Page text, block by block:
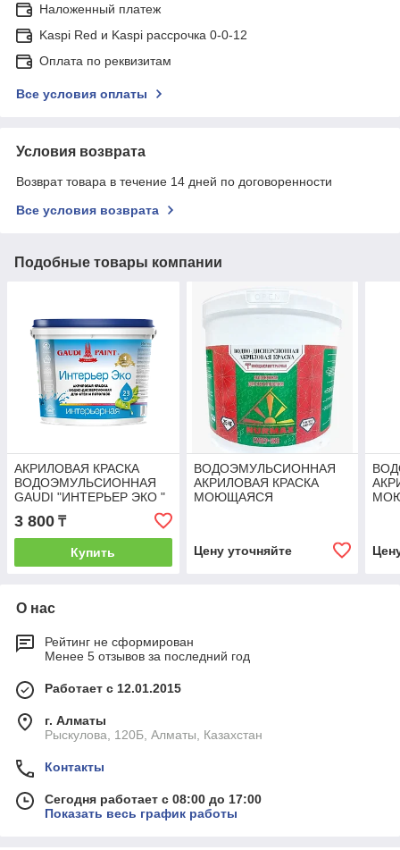
Наложенный платеж
Kaspi Red и Kaspi рассрочка 0-0-12
Оплата по реквизитам
Все условия оплаты
Условия возврата
Возврат товара в течение 14 дней по договоренности
Все условия возврата
Подобные товары компании
АКРИЛОВАЯ КРАСКА
ВОДОЭМУЛЬСИОННАЯ
GAUDI "ИНТЕРЬЕР ЭКО "
3 800 ₸
Купить
ВОДОЭМУЛЬСИОННАЯ
АКРИЛОВАЯ КРАСКА
МОЮЩАЯСЯ
Цену уточняйте
О нас
Рейтинг не сформирован
Менее 5 отзывов за последний год
Работает с 12.01.2015
г. Алматы
Рыскулова, 120Б, Алматы, Казахстан
Контакты
Сегодня работает с 08:00 до 17:00
Показать весь график работы